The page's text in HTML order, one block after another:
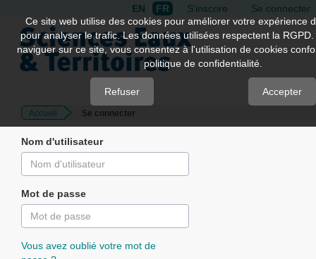
Quick
jump
page
Main
Main
Content
Sidebar
EN FR S'inscrire Se connecter
Accueil Se connecter
Nom d'utilisateur
Mot de passe
Vous avez oublié votre mot de
Ce site web utilise des cookies pour améliorer votre expérience
pour analyser le trafic. Les données utilisées respectent la
naviguer sur ce site, vous consentez à l'utilisation de cookies
politique de confidentialité.
Refuser Accepter